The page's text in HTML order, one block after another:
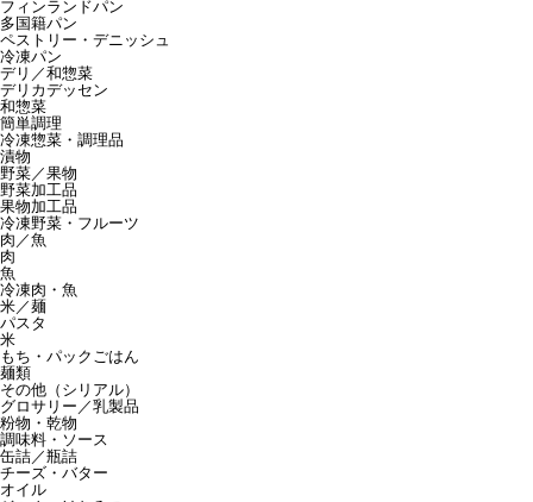
フィンランドパン
多国籍パン
ペストリー・デニッシュ
冷凍パン
デリ／和惣菜
デリカデッセン
和惣菜
簡単調理
冷凍惣菜・調理品
漬物
野菜／果物
野菜加工品
果物加工品
冷凍野菜・フルーツ
肉／魚
肉
魚
冷凍肉・魚
米／麺
パスタ
米
もち・パックごはん
麺類
その他（シリアル）
グロサリー／乳製品
粉物・乾物
調味料・ソース
缶詰／瓶詰
チーズ・バター
オイル